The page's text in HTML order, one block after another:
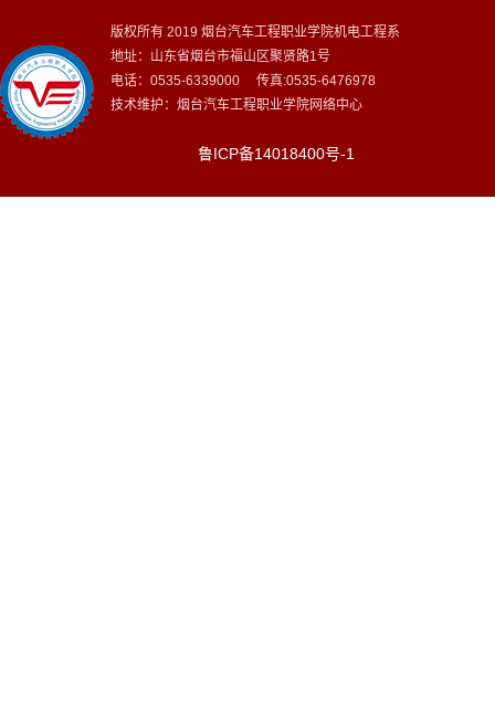
版权所有 2019 烟台汽车工程职业学院机电工程系
地址：山东省烟台市福山区聚贤路1号
电话：0535-6339000 传真:0535-6476978
技术维护：烟台汽车工程职业学院网络中心
鲁ICP备14018400号-1